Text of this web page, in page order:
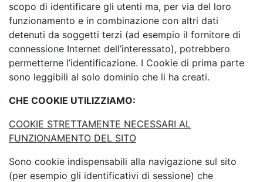
scopo di identificare gli utenti ma, per via del loro
funzionamento e in combinazione con altri dati
detenuti da soggetti terzi (ad esempio il fornitore di
connessione Internet dell’interessato), potrebbero
permetterne l’identificazione. I Cookie di prima parte
sono leggibili al solo dominio che li ha creati.
CHE COOKIE UTILIZZIAMO:
COOKIE STRETTAMENTE NECESSARI AL
FUNZIONAMENTO DEL SITO
Sono cookie indispensabili alla navigazione sul sito
(per esempio gli identificativi di sessione) che